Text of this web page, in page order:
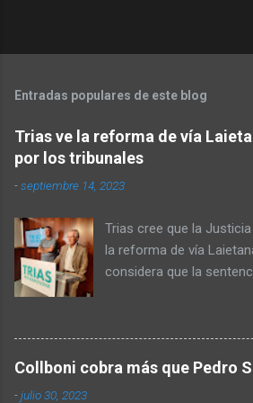
Entradas populares de este blog
Trias ve la reforma de vía
por los tribunales
-septiembre 14, 2023
Trias cree que la
la reforma de vía
considera que la
prepotencia" de Colau
per Barcelona no cierra
con Collboni para
Collboni cobra más que Pedro
-julio 30, 2023